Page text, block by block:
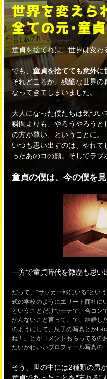
童貞を捨てれば、世界は変わ
でも、童貞を捨てても意外に
それどころか、残酷な世界の
なってきてしまいました。
大人になった僕たちは気づい
瞬間よりも、やろうやろうと
の方が尊い、
ということに。
いつも思い出すのは、やれ
ったあのコの顔。 そしてラブ
童貞の僕は、今の僕を
一方で童貞時代を微塵も思い
だって、“サッカー部にいる”とい
式の学校のようにエリート商社に
ということだけでモテて、合コン
かんないこと言って、で、結婚し
のようにして、息子の写真とか
ね！」とかコメントもらってるの
たいかわいいプロフィール写真の
そう、世の中には2種類の男が